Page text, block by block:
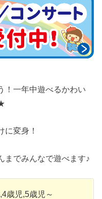
！一年中遊べるかわい
に変身！
までみんなで遊べます♪
歳児,5歳児～